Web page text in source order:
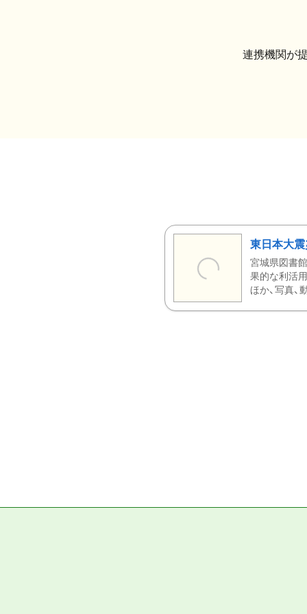
連携機関が
東日本大
宮城県図書
果的な利活
ほか、写真、